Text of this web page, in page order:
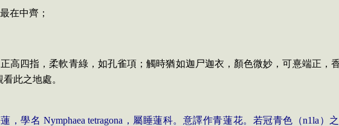
在中齊；
高四指，柔軟青綠，如孔雀項；觸時猶如迦尸迦衣，顏色微妙，可憙端正
此之地處。
蓮，學名 Nymphaea tetragona ，屬睡蓮科。意譯作青蓮花。若冠青色（n1la ）